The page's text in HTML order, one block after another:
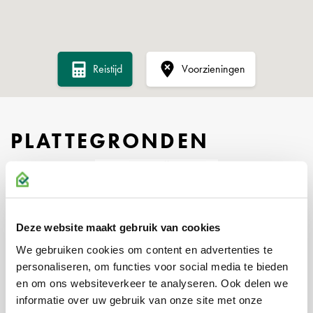
Deze website maakt gebruik van cookies
We gebruiken cookies om content en advertenties te
personaliseren, om functies voor social media te bieden
en om ons websiteverkeer te analyseren. Ook delen we
informatie over uw gebruik van onze site met onze
• verlichtingsarmaturen
• Cv-installatie
• Toiletruimte
• Te openen ramen
HUURPRIJS
NUTSVOORZIENINGEN
Het object beschikt over aansluitingen voor gas, water en elektra
(3x25A). In geval van huur dienst huurder hiervoor zelf
Reistijd Voorzieningen
PLATTEGRONDEN